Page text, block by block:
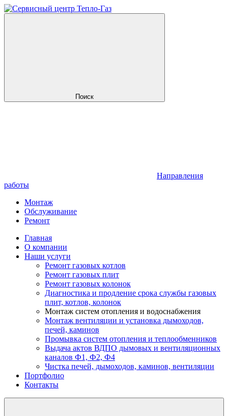
Поиск
Направления
работы
Монтаж
Обслуживание
Ремонт
Главная
О компании
Наши услуги
Ремонт газовых котлов
Ремонт газовых плит
Ремонт газовых колонок
Диагностика и продление срока службы газовых
плит, котлов, колонок
Монтаж систем отопления и водоснабжения
Монтаж вентиляции и установка дымоходов,
печей, каминов
Промывка систем отопления и теплообменников
Выдача актов ВДПО дымовых и вентиляционных
каналов Ф1, Ф2, Ф4
Чистка печей, дымоходов, каминов, вентиляции
Портфолио
Контакты